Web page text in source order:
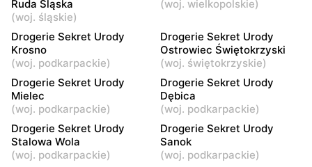
Sandomierz, ul. Armii
Krajowej 28
Sandomierz, ul. Armii
Drogerie Sekret Urody
Chmielnik, ul. Witosa 6A
Drogerie Sekret Urody
Wąbrzeźno, ul. Grudziądzka
50
Drogerie Sekret Urody
Batorz Pierwszy, ul. Batorz
Pierwszy 52
Drogerie Sekret Urody
Pińczów, ul. Legionistów 3
Ruda Śląska
(woj. śląskie)
(woj. wielkopolskie)
Drogerie Sekret Urody
Krosno
(woj. podkarpackie)
Drogerie Sekret Urody
Ostrowiec Świętokrzyski
(woj. świętokrzyskie)
Drogerie Sekret Urody
Mielec
(woj. podkarpackie)
Drogerie Sekret Urody
Dębica
(woj. podkarpackie)
Drogerie Sekret Urody
Stalowa Wola
(woj. podkarpackie)
Drogerie Sekret Urody
Sanok
(woj. podkarpackie)